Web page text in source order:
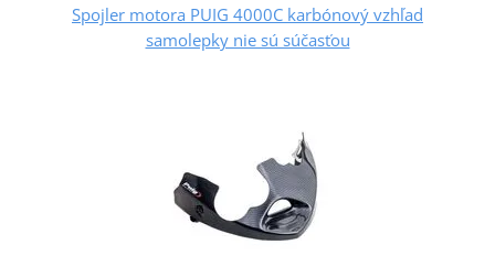
Spojler motora PUIG 4000C karbónový vzhľad
samolepky nie sú súčasťou